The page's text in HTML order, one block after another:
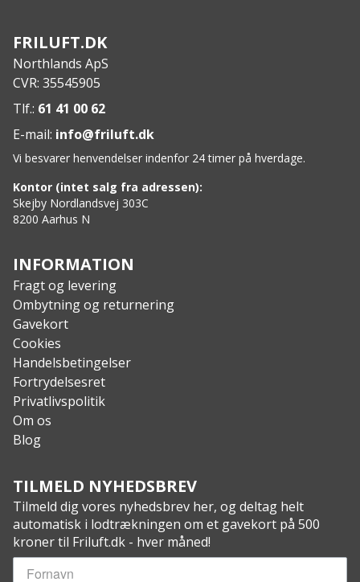
To skulderlommer
Velcro®-monteringspunkt til ID-lapper
Flatlock-sømme
Tommelfingerhuller
Specs:
Materiale: Polartec® Power Stretch®
Vægt: 470 g
FRILUFT.DK
Northlands ApS
CVR: 35545905
Tlf.: 61 41 00 62
E-mail: info@friluft.dk
Vi besvarer henvendelser indenfor 24 timer på hverdage.
Kontor (intet salg fra adressen):
Skejby Nordlandsvej 303C
8200 Aarhus N
INFORMATION
Fragt og levering
Ombytning og returnering
Gavekort
Cookies
Handelsbetingelser
Fortrydelsesret
Privatlivspolitik
Om os
Blog
TILMELD NYHEDSBREV
Tilmeld dig vores nyhedsbrev her, og deltag helt
automatisk i lodtrækningen om et gavekort på 500
kroner til Friluft.dk - hver måned!